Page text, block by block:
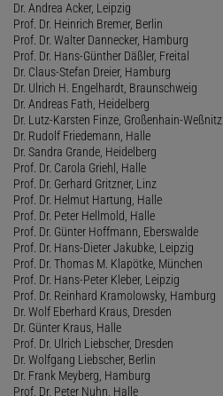
Dr. Andrea Acker, Leipzig
Prof. Dr. Heinrich Bremer, Berlin
Prof. Dr. Walter Dannecker, Hamburg
Prof. Dr. Hans-Günther Däßler, Freital
Dr. Claus-Stefan Dreier, Hamburg
Dr. Ulrich H. Engelhardt, Braunschweig
Dr. Andreas Fath, Heidelberg
Dr. Lutz-Karsten Finze, Großenhain-Weßnitz
Dr. Rudolf Friedemann, Halle
Dr. Sandra Grande, Heidelberg
Prof. Dr. Carola Griehl, Halle
Prof. Dr. Gerhard Gritzner, Linz
Prof. Dr. Helmut Hartung, Halle
Prof. Dr. Peter Hellmold, Halle
Prof. Dr. Günter Hoffmann, Eberswalde
Prof. Dr. Hans-Dieter Jakubke, Leipzig
Prof. Dr. Thomas M. Klapötke, München
Prof. Dr. Hans-Peter Kleber, Leipzig
Prof. Dr. Reinhard Kramolowsky, Hamburg
Dr. Wolf Eberhard Kraus, Dresden
Dr. Günter Kraus, Halle
Prof. Dr. Ulrich Liebscher, Dresden
Dr. Wolfgang Liebscher, Berlin
Dr. Frank Meyberg, Hamburg
Prof. Dr. Peter Nuhn, Halle